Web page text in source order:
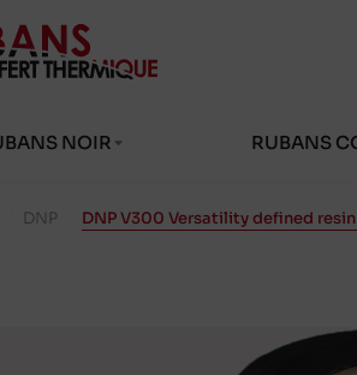
NOIR RUBANS
DNP DNP V300 Versatility defined